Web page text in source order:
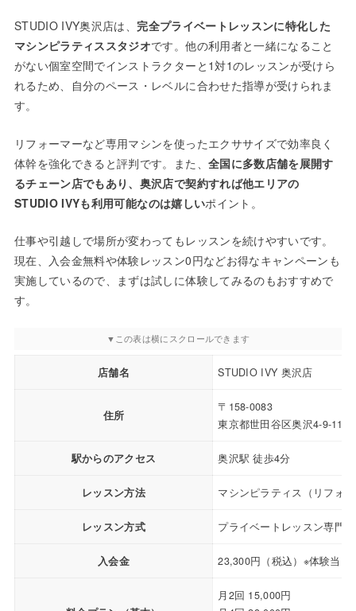
STUDIO IVY奥沢店は、 完全プライベートレッスンに特化した
マシンピラティススタジオです。他の利用者と一緒になること
がない個室空間でインストラクターと1対1のレッスンが受けら
れるため、自分のペース・レベルに合わせた指導が受けられま
す。
リフォーマーなど専用マシンを使ったエクササイズで効率良く
体幹を強化できると評判です。また、 全国に多数店舗を展開す
るチェーン店でもあり、奥沢店で契約すれば他エリアの
STUDIO IVYも利用可能なのは嬉しいポイント。
仕事や引越しで場所が変わってもレッスンを続けやすいです。
現在、入会金無料や体験レッスン0円などお得なキャンペーンも
実施しているので、まずは試しに体験してみるのもおすすめで
す。
店舗名 STUDIO IVY 奥沢店
住所
〒158-0083
東京都世田谷区奥沢4-9-11
駅からのアクセス 奥沢駅 徒歩4分
レッスン方法 マシンピラティス（リフォ
レッスン方式 プライベートレッスン専門
入会金 23,300円（税込）※体験当日
月2回 15,000円